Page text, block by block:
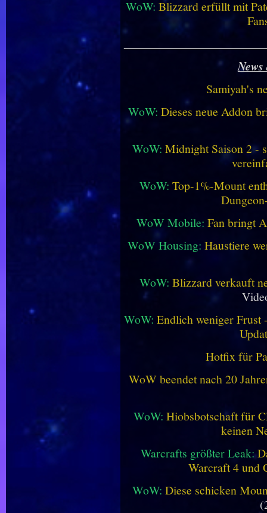
WoW: Blizzard erfüllt mit
Samiyah's
WoW: Dieses neue Addon
WoW: Midnight Saison 2 -
WoW: Top-1%-Mount
WoW Mobile: Fan bringt
WoW Housing: Haustiere
WoW: Blizzard verkauft
WoW: Endlich weniger
Hotfix für
WoW beendet nach 20
WoW: Hiobsbotschaft für
keinen
Warcrafts größter Leak:
Warcraft 4 und
WoW: Diese schicken